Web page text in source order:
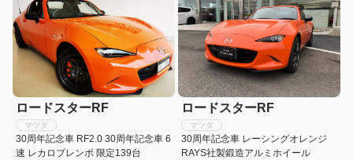
ロードスターRF
マツダ
30周年記念車 RF2.0 30周年記念車 6
速 レカロブレンボ 限定139台
ロードスターRF
マツダ
30周年記念車 レーシングオレンジ
RAYS社製鍛造アルミホイール